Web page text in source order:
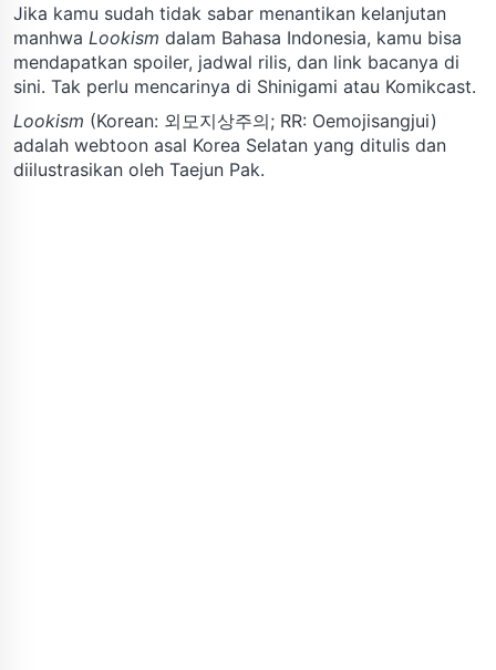
Jika kamu sudah tidak sabar menantikan kelanjutan
manhwa Lookism dalam Bahasa Indonesia, kamu bisa
mendapatkan spoiler, jadwal rilis, dan link bacanya di
sini. Tak perlu mencarinya di Shinigami atau Komikcast.
Lookism (Korean: 외모지상주의; RR: Oemojisangjui)
adalah webtoon asal Korea Selatan yang ditulis dan
diilustrasikan oleh Taejun Pak.